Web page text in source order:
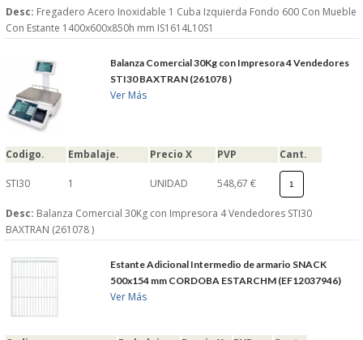
Desc: Fregadero Acero Inoxidable 1 Cuba Izquierda Fondo 600 Con Mueble
Con Estante 1400x600x850h mm IS1614L10S1
Balanza Comercial 30Kg con Impresora 4 Vendedores
STI30 BAXTRAN (261078 )
Ver Más
Codigo. Embalaje. Precio X PVP Cant.
STI30 1 UNIDAD 548,67 €
Desc: Balanza Comercial 30Kg con Impresora 4 Vendedores STI30
BAXTRAN (261078 )
Estante Adicional Intermedio de armario SNACK
500x154 mm CORDOBA ESTARCHM (EF12037946)
Ver Más